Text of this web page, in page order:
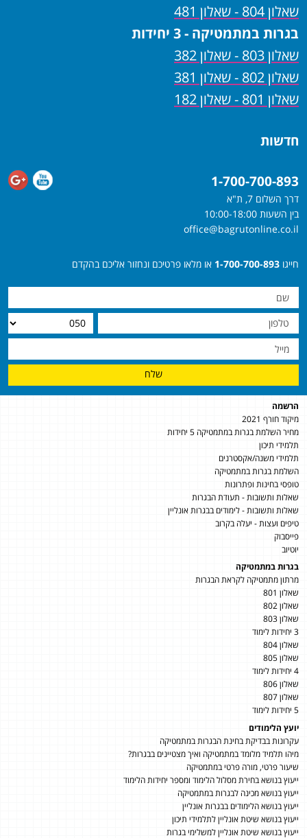
שאלון 804 - שאלון 481
בגרות במתמטיקה - 3 יחידות
שאלון 803 - שאלון 382
שאלון 802 - שאלון 381
שאלון 801 - שאלון 182
חדשות
1-700-700-893
דרך השלום 7, ת"א
בין השעות 10:00-18:00
office@bagrutonline.co.il
חייגו 1-700-700-893 או מלאו פרטיכם ונחזור אליכם בהקדם
שלח
הרשמה
מיקוד חורף 2021
מחיר השלמת בגרות במתמטיקה 5 יחידות
תלמידי תיכון
תלמידי משנה/אקסטרנים
השלמת בגרות במתמטיקה
טופסי בחינות ופתרונות
שאלות ותשובות - תעודת הבגרות
שאלות ותשובות - לימודים בבגרות אונליין
טיפים ועצות - יעלה בקרוב
פייסבוק
יוטיוב
בגרות במתמטיקה
מרתון מתמטיקה לקראת הבגרות
שאלון 801
שאלון 802
שאלון 803
3 יחידות לימוד
שאלון 804
שאלון 805
4 יחידות לימוד
שאלון 806
שאלון 807
5 יחידות לימוד
יועץ הלימודים
עקרונות בבדיקת בחינת הבגרות במתמטיקה
מיהו תלמיד מלומד במתמטיקה ואיך מצטיינים בבגרות?
שיעור פרטי, מורה פרטי במתמטיקה
ייעוץ בנושא בחירת מסלול הלימוד ומספר יחידות הלימוד
ייעוץ בנושא מכינה לבגרות במתמטיקה
ייעוץ בנושא הלימודים בבגרות אונליין
ייעוץ בנושא שיטת אונליין לתלמידי תיכון
ייעוץ בנושא שיטת אונליין למשלימי בגרות